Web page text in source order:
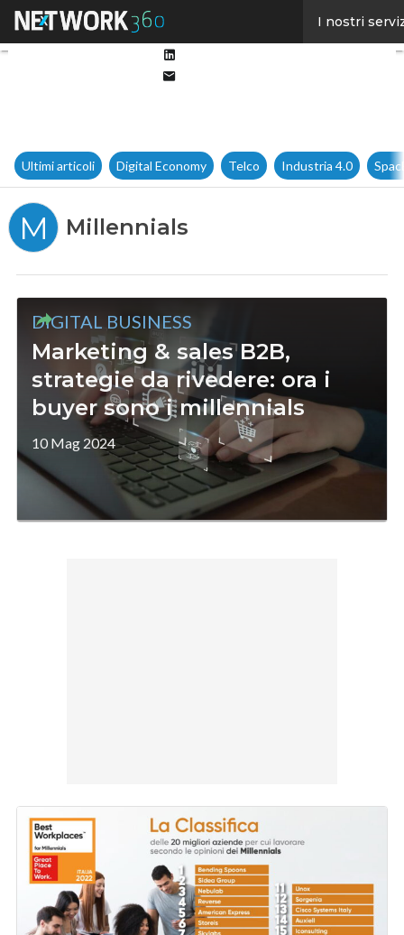
I nostri
Ultimi articoli Digital Economy Telco Industria 4.0
M Millennials
DIGITAL BUSINESS
Marketing & sales B2B,
strategie da rivedere: ora i
buyer sono i millennials
10 Mag 2024